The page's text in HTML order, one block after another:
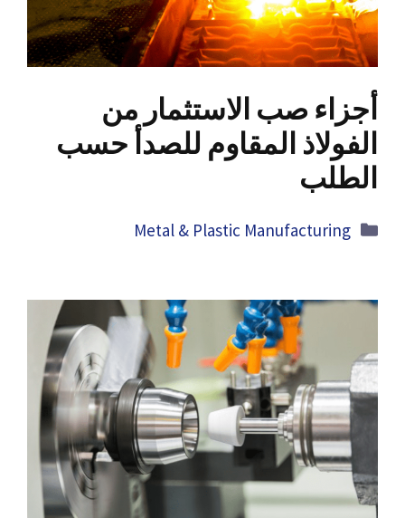
أجزاء صب الاستثمار من
الفولاذ المقاوم للصدأ حسب
الطلب
Categories
Metal& Plastic Manufacturing